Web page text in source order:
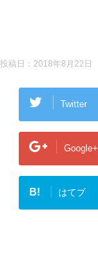
投稿日： 2018年8月22日
Twitter
Google+
B! はてブ